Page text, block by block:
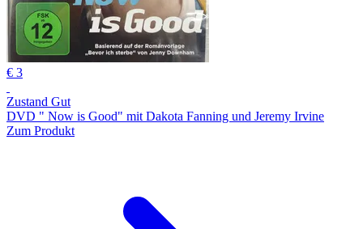
€ 3
Zustand Gut
DVD " Now is Good" mit Dakota Fanning und Jeremy Irvine
Zum Produkt